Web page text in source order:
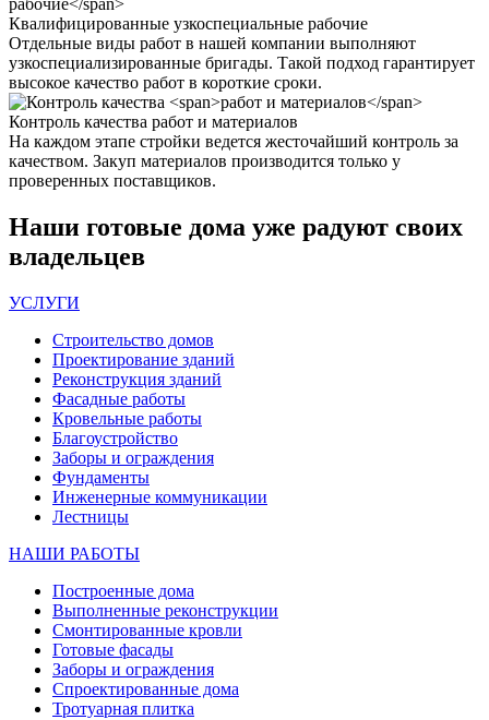
Квалифицированные узкоспециальные рабочие
Отдельные виды работ в нашей компании выполняют
узкоспециализированные бригады. Такой подход гарантирует
высокое качество работ в короткие сроки.
Контроль качества работ и материалов
На каждом этапе стройки ведется жесточайший контроль за
качеством. Закуп материалов производится только у
проверенных поставщиков.
Наши готовые дома уже радуют своих
владельцев
УСЛУГИ
Строительство домов
Проектирование зданий
Реконструкция зданий
Фасадные работы
Кровельные работы
Благоустройство
Заборы и ограждения
Фундаменты
Инженерные коммуникации
Лестницы
НАШИ РАБОТЫ
Построенные дома
Выполненные реконструкции
Смонтированные кровли
Готовые фасады
Заборы и ограждения
Спроектированные дома
Тротуарная плитка